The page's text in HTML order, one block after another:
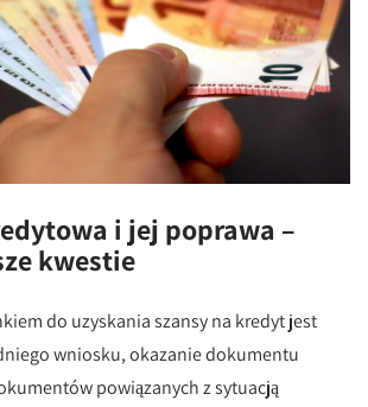
i jej poprawa –
kwestie
do uzyskania szansy na kredyt jest
wniosku, okazanie dokumentu
powiązanych z sytuacją